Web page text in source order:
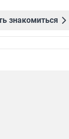
знакомиться